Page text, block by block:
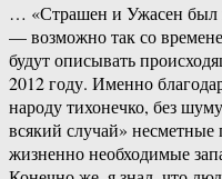
… «Страшен и Ужасен был
— возможно так со
будут описывать
2012 году. Именно
народу тихонечко, без
всякий случай»
жизненно необходимые